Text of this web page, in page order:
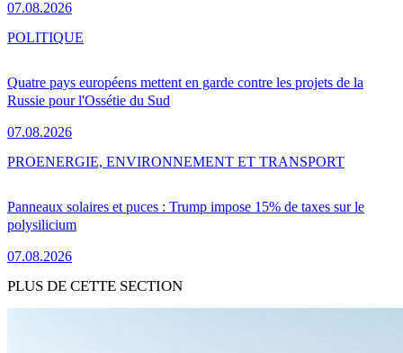
07.08.2026
Quatre pays européens mettent en garde contre les projets de la
Russie pour l'Ossétie du Sud
07.08.2026
POLITIQUE
Panneaux solaires et puces : Trump impose 15% de taxes sur le
polysilicium
07.08.2026
PROENERGIE, ENVIRONNEMENT ET TRANSPORT
PLUS DE CETTE SECTION